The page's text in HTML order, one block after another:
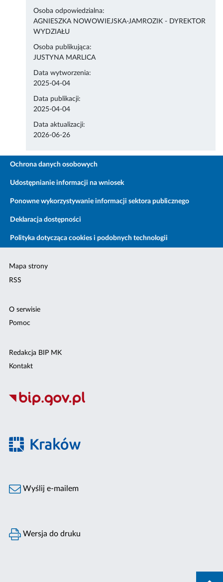
Osoba odpowiedzialna:
AGNIESZKA NOWOWIEJSKA-JAMROZIK - DYREKTOR
WYDZIAŁU
Osoba publikująca:
JUSTYNA MARLICA
Data wytworzenia:
2025-04-04
Data publikacji:
2025-04-04
Data aktualizacji:
2026-06-26
Ochrona danych osobowych
Udostępnianie informacji na wniosek
Ponowne wykorzystywanie informacji sektora publicznego
Deklaracja dostępności
Polityka dotycząca cookies i podobnych technologii
Mapa strony
RSS
O serwisie
Pomoc
Redakcja BIP MK
Kontakt
Wyślij e-mailem
Wersja do druku